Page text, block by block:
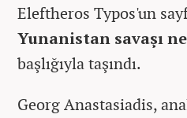
Eleftheros Typos'un
Yunanistan savaşı
başlığıyla taşındı.
Georg Anastasiadis,